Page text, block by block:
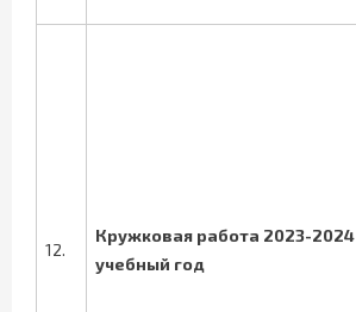
12.
Кружковая работа 2023-2024
учебный год